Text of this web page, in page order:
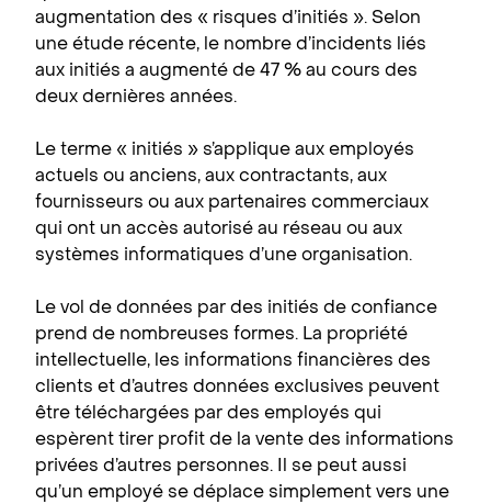
augmentation des « risques d’initiés ». Selon
une étude récente, le nombre d’incidents liés
aux initiés a augmenté de 47 % au cours des
deux dernières années.
Le terme « initiés » s’applique aux employés
actuels ou anciens, aux contractants, aux
fournisseurs ou aux partenaires commerciaux
qui ont un accès autorisé au réseau ou aux
systèmes informatiques d’une organisation.
Le vol de données par des initiés de confiance
prend de nombreuses formes. La propriété
intellectuelle, les informations financières des
clients et d’autres données exclusives peuvent
être téléchargées par des employés qui
espèrent tirer profit de la vente des informations
privées d’autres personnes. Il se peut aussi
qu’un employé se déplace simplement vers une